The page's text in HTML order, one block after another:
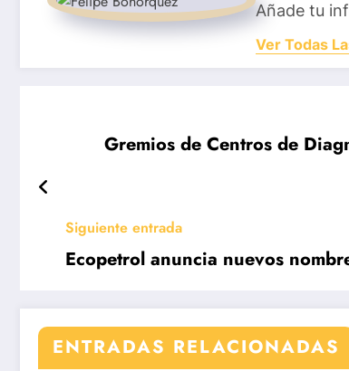
Añade tu
Ver Todas
Gremios de Centros de
Siguiente entrada
Ecopetrol anuncia nuevos
ENTRADAS RELACIONADAS